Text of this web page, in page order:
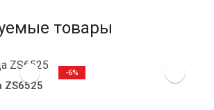
товары
ZS6525
-6%